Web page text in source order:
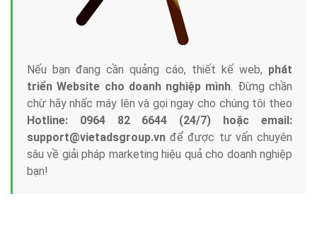
Nếu bạn đang cần quảng cáo, thiết kế web, phát
triển Website cho doanh nghiệp mình. Đừng chần
chừ hãy nhấc máy lên và gọi ngay cho chúng tôi theo
Hotline: 0964 82 6644 (24/7) hoặc email:
support@vietadsgroup.vn để được tư vấn chuyên
sâu về giải pháp marketing hiệu quả cho doanh nghiệp
bạn!